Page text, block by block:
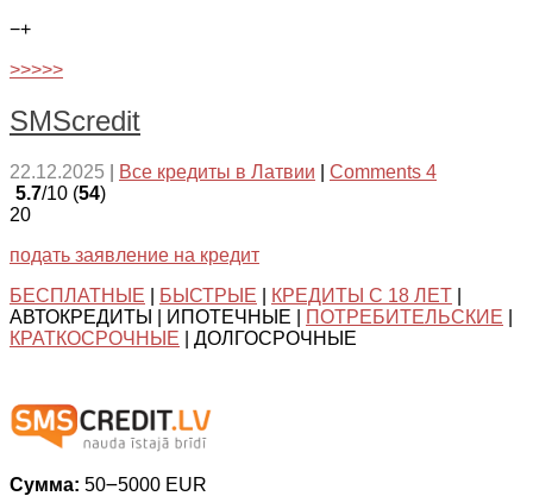
−+
>>>>>
SMScredit
22.12.2025 Все кредиты в Латвии
Comments 4
5.7/10 (54)
20
подать заявление на кредит
БЕСПЛАТНЫЕ
БЫСТРЫЕ КРЕДИТЫ С 18 ЛЕТ
АВТОКРЕДИТЫ | ИПОТЕЧНЫЕ |
ПОТРЕБИТЕЛЬСКИЕ
КРАТКОСРОЧНЫЕ | ДОЛГОСРОЧНЫЕ
Сумма: 50౼5000 EUR